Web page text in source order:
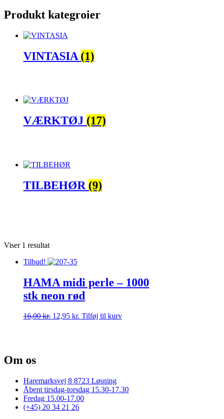
Produkt kategroier
VINTASIA (1)
VÆRKTØJ (17)
TILBEHØR (9)
Viser 1 resultat
Tilbud!
HAMA midi perle – 1000
stk neon rød
16,00kr. Den
12,95 kr. Den
Tilføj til kurv
Om os
Haremarksvej 8 8723 Løsning
Åbent tirsdag-torsdag 15.30-17.30
Fredag 15.00-17.00
(+45) 20 34 21 26